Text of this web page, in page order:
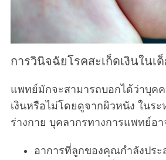
การวินิจฉัยโรคสะเก็ดเงินในเ
แพทย์มักจะสามารถบอกได้ว่าบุค
เงินหรือไม่โดยดูจากผิวหนัง ในระ
ร่างกาย บุคลากรทางการแพทย์อ
อาการที่ลูกของคุณกำลังประ